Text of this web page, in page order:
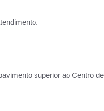
superior ao Centro de